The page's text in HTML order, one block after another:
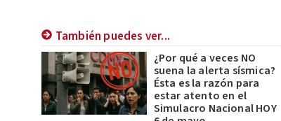
También puedes ver...
¿Por qué a veces NO
suena la alerta sísmica?
Ésta es la razón para
estar atento en el
Simulacro Nacional HOY